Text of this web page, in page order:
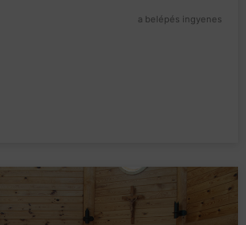
a belépés ingyenes